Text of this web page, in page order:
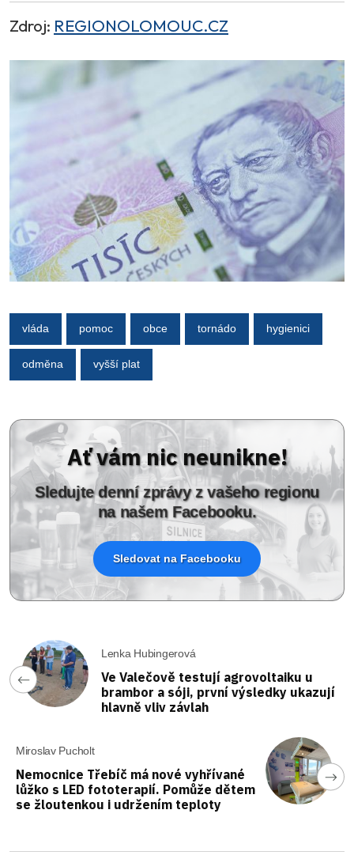
Zdroj: REGIONOLOMOUC.CZ
vláda pomoc obce tornádo hygienici
odměna vyšší plat
Ať vám nic neunikne!
Sledujte denní zprávy z vašeho regionu
na našem Facebooku.
Sledovat na Facebooku
Lenka Hubingerová
Ve Valečově testují agrovoltaiku u
brambor a sóji, první výsledky ukazují
hlavně vliv závlah
Miroslav Pucholt
Nemocnice Třebíč má nové vyhřívané
lůžko s LED fototerapií. Pomůže dětem
se žloutenkou i udržením teploty